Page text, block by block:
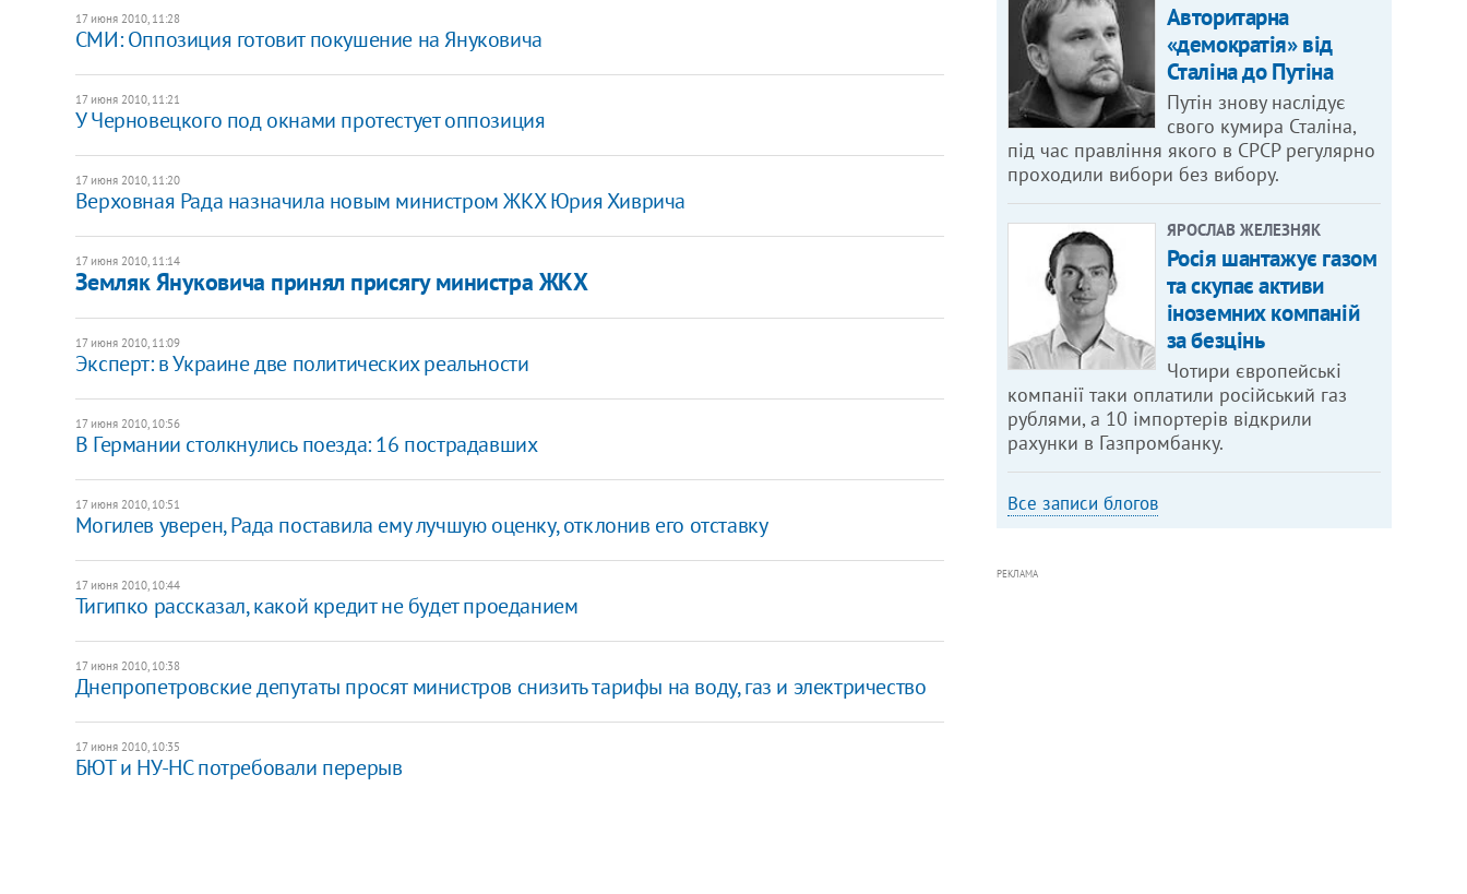
17 июня 2010, 11:28
СМИ: Оппозиция готовит покушение на Януковича
17 июня 2010, 11:21
У Черновецкого под окнами протестует оппозиция
17 июня 2010, 11:20
Верховная Рада назначила новым министром ЖКХ Юрия Хиврича
17 июня 2010, 11:14
Земляк Януковича принял присягу министра ЖКХ
17 июня 2010, 11:09
Эксперт: в Украине две политических реальности
17 июня 2010, 10:56
В Германии столкнулись поезда: 16 пострадавших
17 июня 2010, 10:51
Могилев уверен, Рада поставила ему лучшую оценку, отклонив его отставку
17 июня 2010, 10:44
Тигипко рассказал, какой кредит не будет проеданием
17 июня 2010, 10:38
Днепропетровские депутаты просят министров снизить тарифы на воду, газ и электричество
17 июня 2010, 10:35
БЮТ и НУ-НС потребовали перерыв
Авторитарна
«демократія» від
Сталіна до Путіна
Путін знову наслідує
свого кумира Сталіна,
під час правління якого в СРСР регулярно
проходили вибори без вибору.
ЯРОСЛАВ ЖЕЛЕЗНЯК
Росія шантажує газом
та скупає активи
іноземних компаній
за безцінь
Чотири європейські
компанії таки оплатили російський газ
рублями, а 10 імпортерів відкрили
рахунки в Газпромбанку.
Все записи блогов
РЕКЛАМА